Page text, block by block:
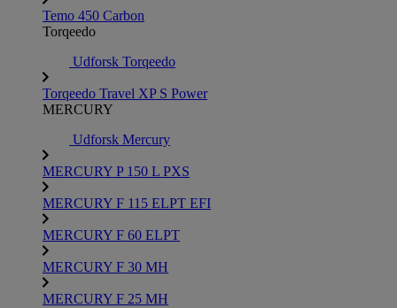
Temo 450 Carbon
Torqeedo
Udforsk Torqeedo
Torqeedo Travel XP S Power
MERCURY
Udforsk Mercury
MERCURY P 150 L PXS
MERCURY F 115 ELPT EFI
MERCURY F 60 ELPT
MERCURY F 30 MH
MERCURY F 25 MH